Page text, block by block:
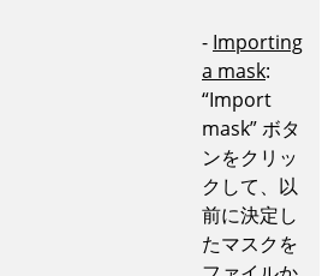
- Importing
a mask:
“Import
mask” ボタ
ンをクリッ
クして、以
前に決定し
たマスクを